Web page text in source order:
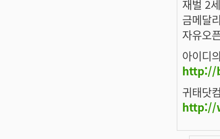
재벌 2
금메달
자유오
아이디
http://
귀태닷
http://